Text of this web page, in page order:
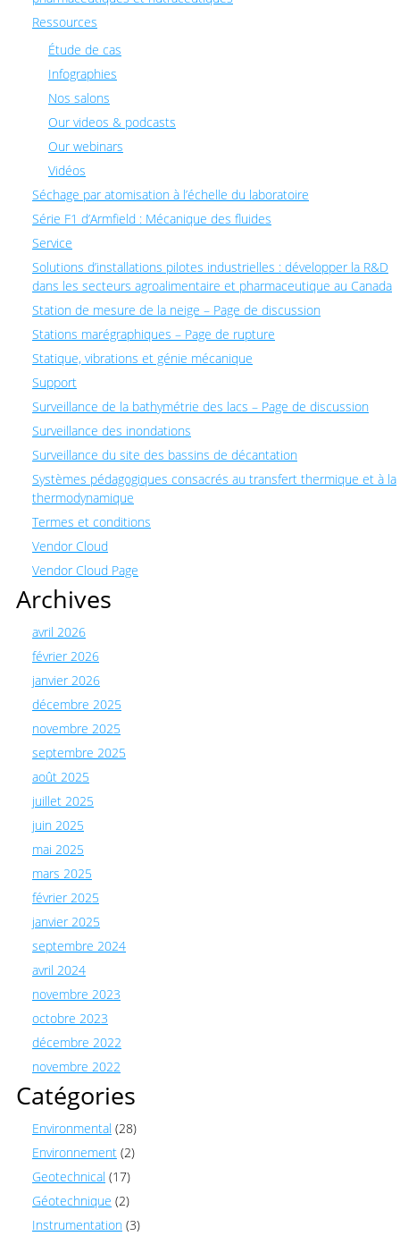
Ressources
Étude de cas
Infographies
Nos salons
Our videos & podcasts
Our webinars
Vidéos
Séchage par atomisation à l’échelle du laboratoire
Série F1 d’Armfield : Mécanique des fluides
Service
Solutions d’installations pilotes industrielles : développer la R&D
dans les secteurs agroalimentaire et pharmaceutique au Canada
Station de mesure de la neige – Page de discussion
Stations marégraphiques – Page de rupture
Statique, vibrations et génie mécanique
Support
Surveillance de la bathymétrie des lacs – Page de discussion
Surveillance des inondations
Surveillance du site des bassins de décantation
Systèmes pédagogiques consacrés au transfert thermique et à la
thermodynamique
Termes et conditions
Vendor Cloud
Vendor Cloud Page
Archives
avril 2026
février 2026
janvier 2026
décembre 2025
novembre 2025
septembre 2025
août 2025
juillet 2025
juin 2025
mai 2025
mars 2025
février 2025
janvier 2025
septembre 2024
avril 2024
novembre 2023
octobre 2023
décembre 2022
novembre 2022
Catégories
Environmental (28)
Environnement (2)
Geotechnical (17)
Géotechnique (2)
Instrumentation (3)